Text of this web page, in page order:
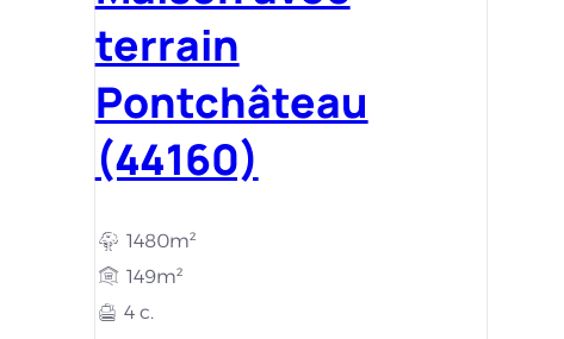
terrain
Pontchâteau
(44160)
1480m²
149m²
4 c.